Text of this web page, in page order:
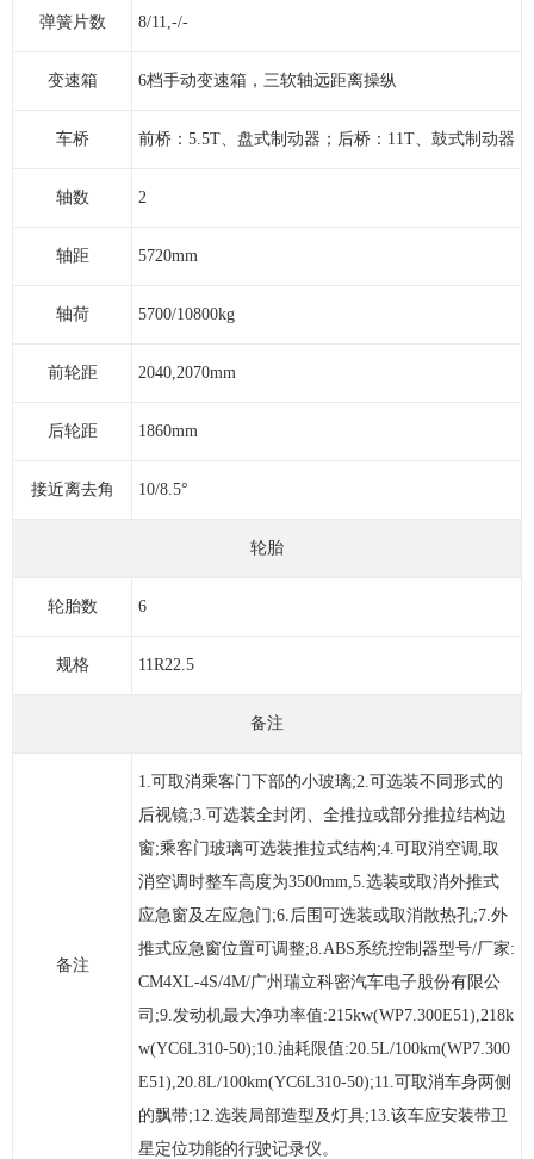
弹簧片数 8/11,-/-
变速箱 6档手动变速箱，三软轴远距离操纵
车桥 前桥：5.5T、盘式制动器；后桥：11T、鼓式制动器
轴数 2
轴距 5720mm
轴荷 5700/10800kg
前轮距 2040,2070mm
后轮距 1860mm
接近离去角 10/8.5°
轮胎
轮胎数 6
规格 11R22.5
备注
备注
1.可取消乘客门下部的小玻璃;2.可选装不同形式的
后视镜;3.可选装全封闭、全推拉或部分推拉结构边
窗;乘客门玻璃可选装推拉式结构;4.可取消空调,取
消空调时整车高度为3500mm,5.选装或取消外推式
应急窗及左应急门;6.后围可选装或取消散热孔;7.外
推式应急窗位置可调整;8.ABS系统控制器型号/厂家:
CM4XL-4S/4M/广州瑞立科密汽车电子股份有限公
司;9.发动机最大净功率值:215kw(WP7.300E51),218k
w(YC6L310-50);10.油耗限值:20.5L/100km(WP7.300
E51),20.8L/100km(YC6L310-50);11.可取消车身两侧
的飘带;12.选装局部造型及灯具;13.该车应安装带卫
星定位功能的行驶记录仪。